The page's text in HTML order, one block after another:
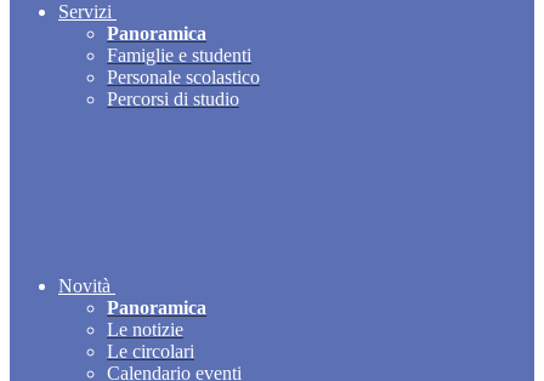
Servizi
Panoramica
Famiglie e studenti
Personale scolastico
Percorsi di studio
Novità
Panoramica
Le notizie
Le circolari
Calendario eventi